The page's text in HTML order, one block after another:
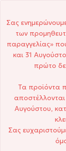
Σας
των
παραγγελίας»
και 31
πρώτο
Τα προϊόντα
Αυγούστου,
Σας